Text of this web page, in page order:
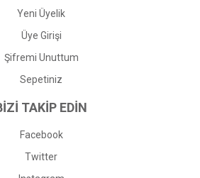
Yeni Üyelik
Üye Girişi
Şifremi Unuttum
Sepetiniz
TAKİP EDİN
Facebook
Twitter